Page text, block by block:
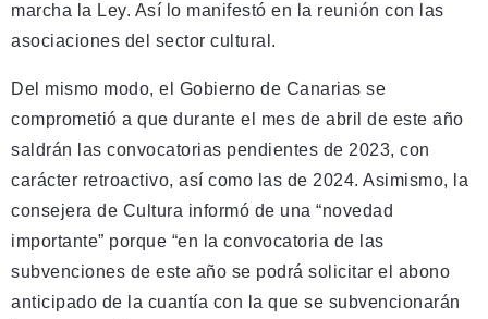
marcha la Ley. Así lo manifestó en la reunión con las
asociaciones del sector cultural.
Del mismo modo, el Gobierno de Canarias se
comprometió a que durante el mes de abril de este año
saldrán las convocatorias pendientes de 2023, con
carácter retroactivo, así como las de 2024. Asimismo, la
consejera de Cultura informó de una “novedad
importante” porque “en la convocatoria de las
subvenciones de este año se podrá solicitar el abono
anticipado de la cuantía con la que se subvencionarán